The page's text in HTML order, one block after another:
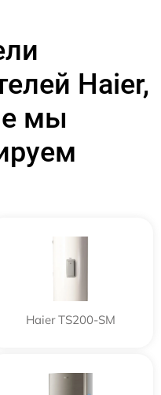
Haier,
мы
Haier TS200-SM